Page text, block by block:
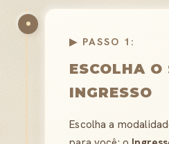
▶ PASSO 1:
ESCOLHA O
INGRESSO
Escolha a